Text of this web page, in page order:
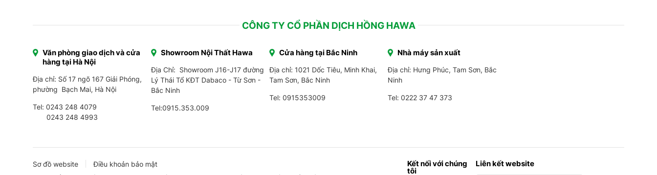
CÔNG TY CỔ PHẦN DỊCH HỒNG HAWA
Văn phòng giao dịch và cửa
hàng tại Hà Nội
Địa chỉ: Số 17 ngõ 167 Giải Phóng,
phường Bạch Mai, Hà Nội
Tel: 0243 248 4079
0243 248 4993
Showroom Nội Thất Hawa
Địa Chỉ: Showroom J16-J17 đường
Lý Thái Tổ KĐT Dabaco - Từ Sơn -
Bắc Ninh
Tel:0915.353.009
Cửa hàng tại Bắc Ninh
Địa chỉ: 1021 Dốc Tiêu, Minh Khai,
Tam Sơn, Bắc Ninh
Tel: 0915353009
Nhà máy sản xuất
Địa chỉ: Hưng Phúc, Tam Sơn, Bắc
Ninh
Tel: 0222 37 47 373
Sơ đồ website
Điều khoản bảo mật
Kết nối với chúng
tôi
Liên kết website